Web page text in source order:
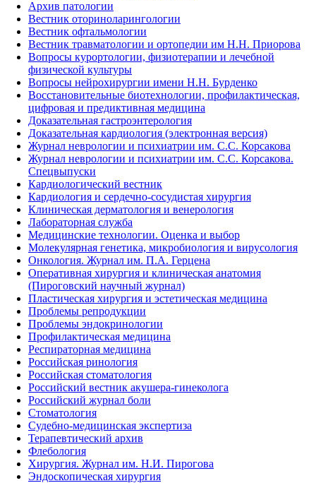
Архив патологии
Вестник оториноларингологии
Вестник офтальмологии
Вестник травматологии и ортопедии им Н.Н. Приорова
Вопросы курортологии, физиотерапии и лечебной
физической культуры
Вопросы нейрохирургии имени Н.Н. Бурденко
Восстановительные биотехнологии, профилактическая,
цифровая и предиктивная медицина
Доказательная гастроэнтерология
Доказательная кардиология (электронная версия)
Журнал неврологии и психиатрии им. С.С. Корсакова
Журнал неврологии и психиатрии им. С.С. Корсакова.
Спецвыпуски
Кардиологический вестник
Кардиология и сердечно-сосудистая хирургия
Клиническая дерматология и венерология
Лабораторная служба
Медицинские технологии. Оценка и выбор
Молекулярная генетика, микробиология и вирусология
Онкология. Журнал им. П.А. Герцена
Оперативная хирургия и клиническая анатомия
(Пироговский научный журнал)
Пластическая хирургия и эстетическая медицина
Проблемы репродукции
Проблемы эндокринологии
Профилактическая медицина
Респираторная медицина
Российская ринология
Российская стоматология
Российский вестник акушера-гинеколога
Российский журнал боли
Стоматология
Судебно-медицинская экспертиза
Терапевтический архив
Флебология
Хирургия. Журнал им. Н.И. Пирогова
Эндоскопическая хирургия